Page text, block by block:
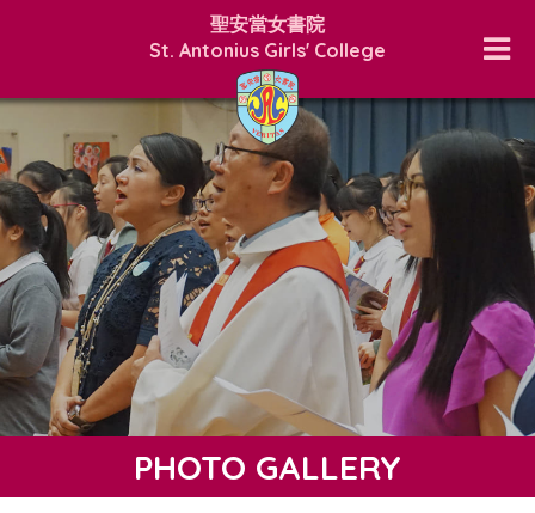
聖安當女書院
St. Antonius Girls' College
PHOTO GALLERY